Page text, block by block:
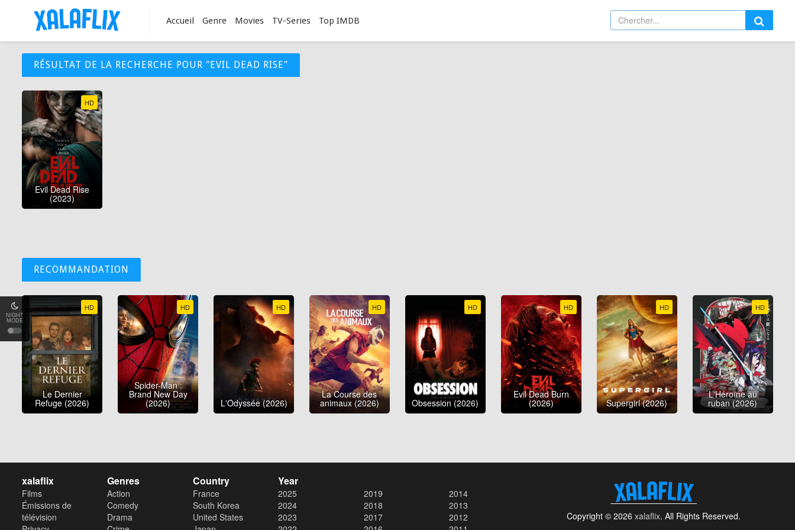
NIGHT
MODE
Accueil Genre Movies TV-Series Top IMDB
RÉSULTAT DE LA RECHERCHE POUR "EVIL DEAD RISE"
HD
Evil Dead Rise
(2023)
RECOMMANDATION
HD
Le Dernier
Refuge (2026)
HD
Spider-Man :
Brand New Day
(2026)
HD
L'Odyssée (2026)
HD
La Course des
animaux (2026)
HD
Obsession (2026)
HD
Evil Dead Burn
(2026)
HD
Supergirl (2026)
HD
L'Héroïne au
ruban (2026)
xalaflix
Films
Émissions de
télévision
Genres
Action
Comedy
Drama
Country
France
South Korea
United States
Year
2025
2024
2023
2019
2018
2017
2014
2013
2012
Copyright © 2026xalaflix. All Rights Reserved.